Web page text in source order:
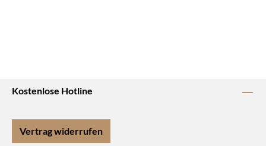
Kostenlose Hotline
Vertrag widerrufen